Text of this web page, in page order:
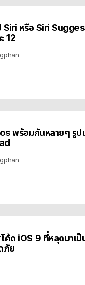
Siri หรือ Siri
12
พร้อมกันหลายๆ รูป
ด iOS 9 ที่หลุดมาเ
ภัย